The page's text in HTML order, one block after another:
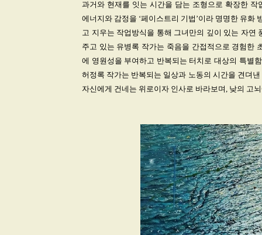
과거와 현재를 잇는 시간을 담는 조형으로 확장한
에너지와 감정을 ‘페이스트리 기법’이라 명명한 유
고 지우는 작업방식을 통해 그녀만의 깊이 있는 자연
주고 있는 유병록 작가는 죽음을 간접적으로 경험한
에 영원성을 부여하고 반복되는 터치로 대상의 특별
허정록 작가는 반복되는 일상과 노동의 시간을 견뎌
자신에게 건네는 위로이자 인사로 바라보며, 낮의 고